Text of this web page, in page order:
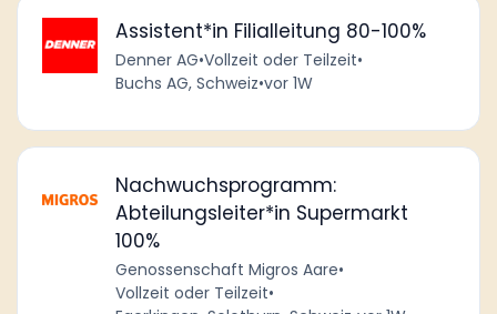
Assistent*in Filialleitung 80-100%
Denner AG•Vollzeit oder Teilzeit•
Buchs AG, Schweiz•vor 1W
Nachwuchsprogramm:
Abteilungsleiter*in Supermarkt
100%
Genossenschaft Migros Aare•
Vollzeit oder Teilzeit•